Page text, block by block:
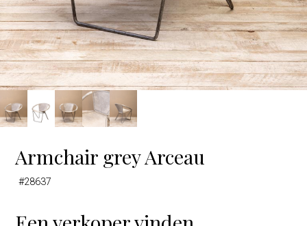
Armchair grey Arceau
#28637